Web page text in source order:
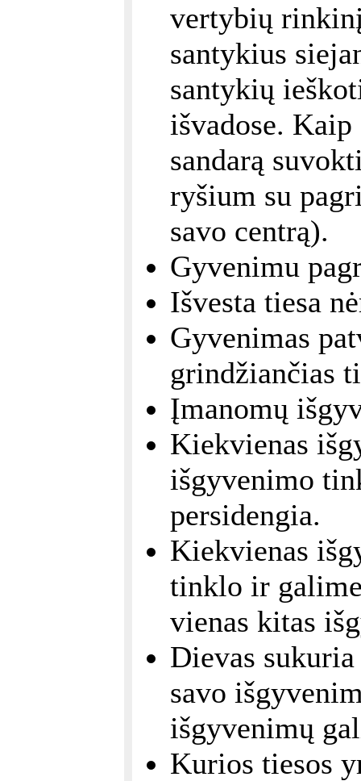
vertybių
santykius
santykių
išvadose.
sandarą
ryšium su
savo centrą).
Gyvenimu
Išvesta tiesa
Gyvenimas
grindžiančias
Įmanomų
Kiekvienas
išgyvenimo
persidengia.
Kiekvienas
tinklo ir
vienas kitas
Dievas
savo
išgyvenimų
Kurios tiesos